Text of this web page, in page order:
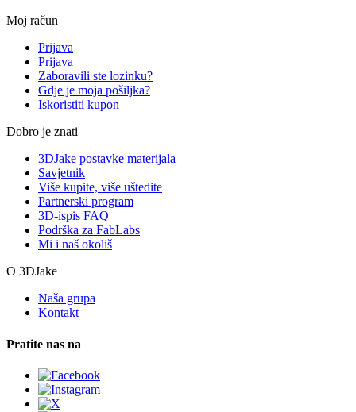
Moj račun
Prijava
Prijava
Zaboravili ste lozinku?
Gdje je moja pošiljka?
Iskoristiti kupon
Dobro je znati
3DJake postavke materijala
Savjetnik
Više kupite, više uštedite
Partnerski program
3D-ispis FAQ
Podrška za FabLabs
Mi i naš okoliš
O 3DJake
Naša grupa
Kontakt
Pratite nas na